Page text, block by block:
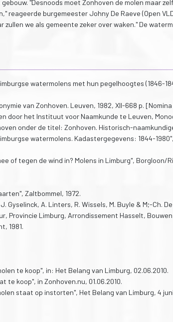
"Desnoods moet Zonhoven de molen maar
reageerde burgemeester Johny De Raeve (Open
zullen we als gemeente zeker over waken." De
watermolens met hun pegelhoogtes (1846-
van Zonhoven. Leuven, 1982, XII-668 p.
door het Instituut voor Naamkunde te Leuven,
onder de titel: Zonhoven. Historisch-
watermolens. Kadastergegevens: 1844-
of tegen de wind in? Molens in Limburg", Borgloon/
Zaltbommel, 1972.
Gyselinck, A. Linters, R. Wissels, M. Buyle & M;-Ch.
Provincie Limburg, Arrondissement Hasselt,
1981.
te koop", in: Het Belang van Limburg, 02.06.2010.
te koop", in Zonhoven.nu, 01.06.2010.
staat op instorten", Het Belang van Limburg, 4